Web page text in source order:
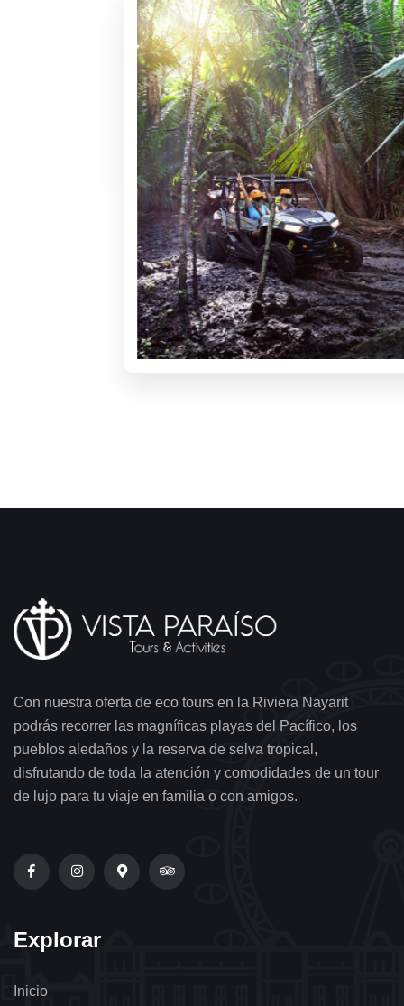
Con nuestra oferta de eco tours en la Riviera Nayarit
podrás recorrer las magníficas playas del Pacífico, los
pueblos aledaños y la reserva de selva tropical,
disfrutando de toda la atención y comodidades de un tour
de lujo para tu viaje en familia o con amigos.
Explorar
Inicio